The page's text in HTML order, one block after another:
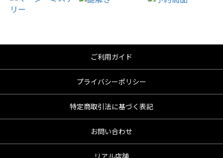
ご利用ガイド
プライバシーポリシー
特定商取引法に基づく表記
お問い合わせ
リアル店舗